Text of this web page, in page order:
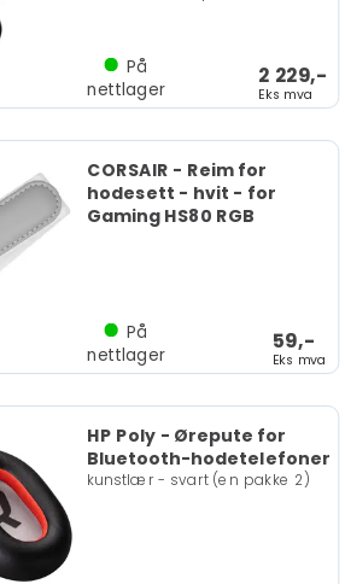
2 229,-
Eks mva
På
nettlager
CORSAIR - Reim for
hodesett - hvit - for
Gaming HS80 RGB
59,-
Eks mva
På
nettlager
HP Poly - Ørepute for
Bluetooth-hodetelefoner
kunstlær - svart (en pakke 2)